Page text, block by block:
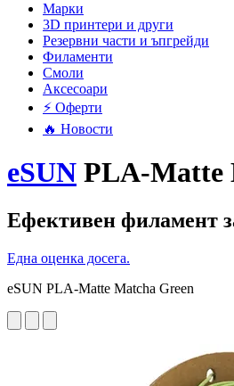
Mарки
3D принтери и други
Резервни части и ъпгрейди
Филаменти
Смоли
Аксесоари
⚡ Оферти
🔥 Новости
eSUN PLA-Matte
Ефективен филамент
Една оценка досега.
eSUN PLA-Matte Matcha Green